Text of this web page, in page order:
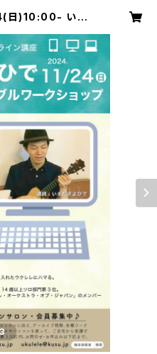
日)10:00- いま
」 | 楠音楽教室